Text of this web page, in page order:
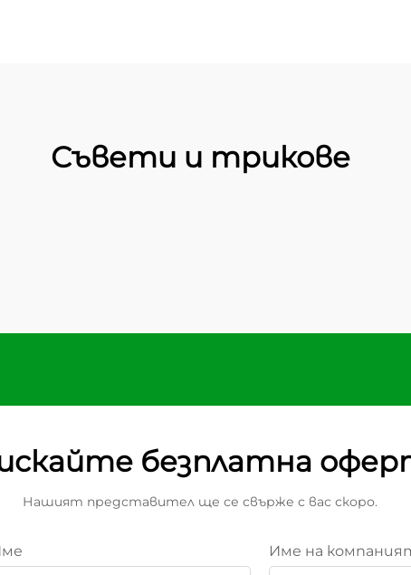
Съвети и трикове
безплатна
Нашият представител ще се свърже с вас скоро.
Име на